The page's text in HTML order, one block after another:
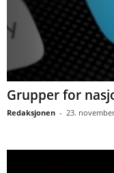
Grupper for
Redaksjonen - 23.